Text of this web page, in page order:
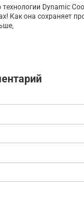
технологии Dynamic
Как она сохраняет